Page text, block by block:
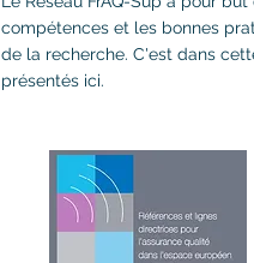
compétences et les bonnes
de la recherche. C'est dans
présentés ici.